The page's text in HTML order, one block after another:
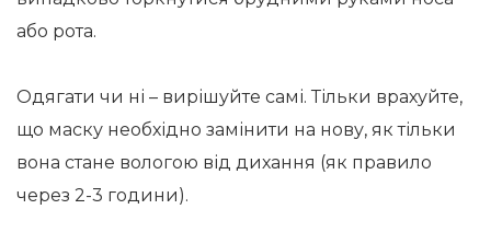
або рота.
Одягати чи ні – вирішуйте самі. Тільки врахуйте,
що маску необхідно замінити на нову, як тільки
вона стане вологою від дихання (як правило
через 2-3 години).